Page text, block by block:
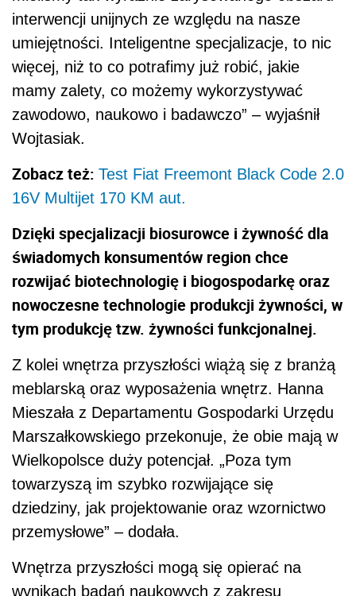
interwencji unijnych ze względu na nasze
umiejętności. Inteligentne specjalizacje, to nic
więcej, niż to co potrafimy już robić, jakie
mamy zalety, co możemy wykorzystywać
zawodowo, naukowo i badawczo” – wyjaśnił
Wojtasiak.
Zobacz też: Test Fiat Freemont Black Code 2.0
16V Multijet 170 KM aut.
Dzięki specjalizacji biosurowce i żywność dla
świadomych konsumentów region chce
rozwijać biotechnologię i biogospodarkę oraz
nowoczesne technologie produkcji żywności, w
tym produkcję tzw. żywności funkcjonalnej.
Z kolei wnętrza przyszłości wiążą się z branżą
meblarską oraz wyposażenia wnętrz. Hanna
Mieszała z Departamentu Gospodarki Urzędu
Marszałkowskiego przekonuje, że obie mają w
Wielkopolsce duży potencjał. „Poza tym
towarzyszą im szybko rozwijające się
dziedziny, jak projektowanie oraz wzornictwo
przemysłowe” – dodała.
Wnętrza przyszłości mogą się opierać na
wynikach badań naukowych z zakresu